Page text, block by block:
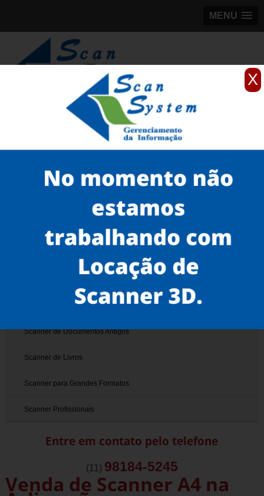
X
MENU
98184-5245
Scanner de documentos
venda de scanner A4 na Aclimação
Serviços
Scanner de Documentos
Scanner de Documentos Antigos
Scanner de Livros
Scanner para Grandes Formatos
Scanner Profissionais
Entre em contato pelo telefone
(11) 98184-5245
Venda de Scanner A4 na